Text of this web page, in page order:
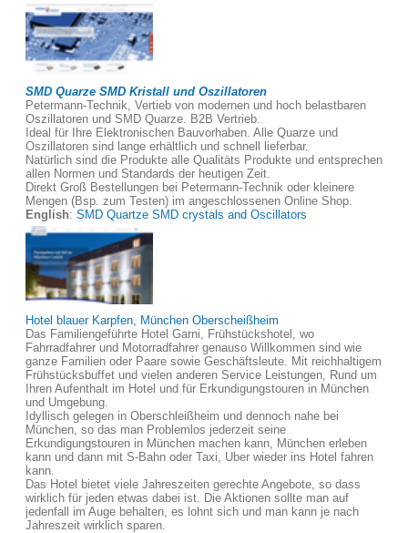
SMD Quarze SMD Kristall und Oszillatoren
Petermann-Technik, Vertieb von modernen und hoch belastbaren
Oszillatoren und SMD Quarze. B2B Vertrieb.
Ideal für Ihre Elektronischen Bauvorhaben. Alle Quarze und
Oszillatoren sind lange erhältlich und schnell lieferbar.
Natürlich sind die Produkte alle Qualitäts Produkte und entsprechen
allen Normen und Standards der heutigen Zeit.
Direkt Groß Bestellungen bei Petermann-Technik oder kleinere
Mengen (Bsp. zum Testen) im angeschlossenen Online Shop.
English: SMD Quartze SMD crystals and Oscillators
Hotel blauer Karpfen, München Oberscheißheim
Das Familiengeführte Hotel Garni, Frühstückshotel, wo
Fahrradfahrer und Motorradfahrer genauso Willkommen sind wie
ganze Familien oder Paare sowie Geschäftsleute. Mit reichhaltigem
Frühstücksbuffet und vielen anderen Service Leistungen, Rund um
Ihren Aufenthalt im Hotel und für Erkundigungstouren in München
und Umgebung.
Idyllisch gelegen in Oberschleißheim und dennoch nahe bei
München, so das man Problemlos jederzeit seine
Erkundigungstouren in München machen kann, München erleben
kann und dann mit S-Bahn oder Taxi, Uber wieder ins Hotel fahren
kann.
Das Hotel bietet viele Jahreszeiten gerechte Angebote, so dass
wirklich für jeden etwas dabei ist. Die Aktionen sollte man auf
jedenfall im Auge behalten, es lohnt sich und man kann je nach
Jahreszeit wirklich sparen.